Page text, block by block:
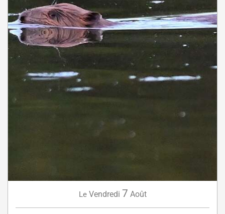
Le Vendredi 7 Août